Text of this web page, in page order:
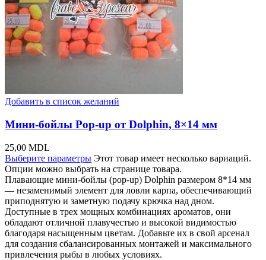
Добавить в список желаний
Мини-бойлы Pop-up от Dolphin, 8×14 мм
25,00 MDL
Выберите параметры Этот товар имеет несколько вариаций.
Опции можно выбрать на странице товара.
Плавающие мини-бойлы (pop-up) Dolphin размером 8*14 мм
— незаменимый элемент для ловли карпа, обеспечивающий
приподнятую и заметную подачу крючка над дном.
Доступные в трех мощных комбинациях ароматов, они
обладают отличной плавучестью и высокой видимостью
благодаря насыщенным цветам. Добавьте их в свой арсенал
для создания сбалансированных монтажей и максимального
привлечения рыбы в любых условиях.